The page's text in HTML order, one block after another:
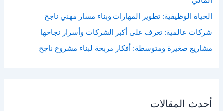
الحياة الوظيفية: تطوير المهارات وبناء مسار مهني ناجح
شركات عالمية: تعرف على أكبر الشركات وأسرار نجاحها
مشاريع صغيرة ومتوسطة: أفكار مربحة لبناء مشروع ناجح
أحدث المقالات